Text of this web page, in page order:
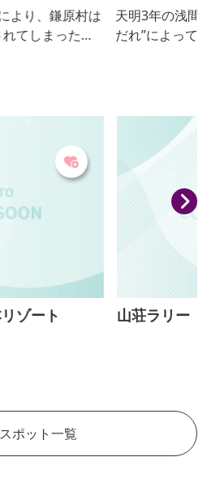
より、鎌原村は
てしまった。
爆発と同時
時住んでいた5
わずか93人
天明3年の浅間
だれ”によって
た、東の方角
現在の鎌原地
ゾート 山荘ラリー
ポット一覧